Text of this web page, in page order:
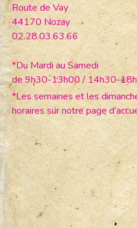
Route de Vay
44170 Nozay
02.28.03.63.66
*Du Mardi au Samedi
de 9h30-13h00 / 14h30-
*Les semaines et les
horaires sur notre page